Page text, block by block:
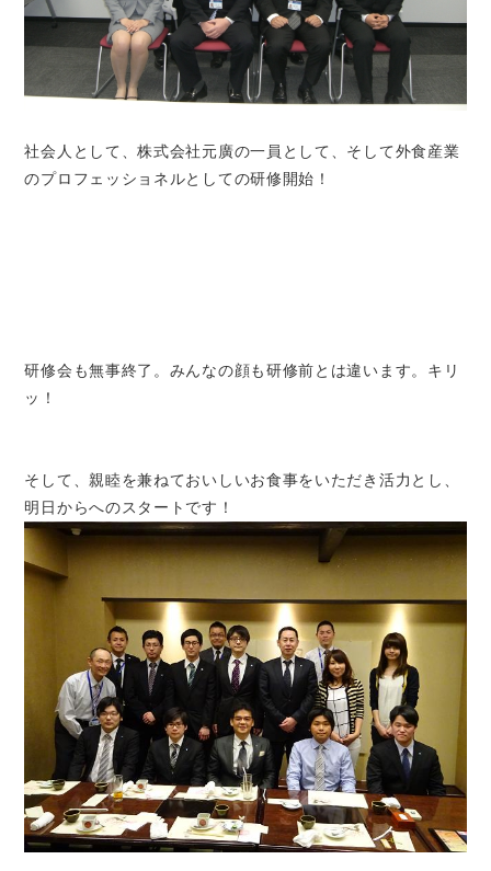
社会人として、株式会社元廣の一員として、そして外食産業
のプロフェッショネルとしての研修開始！
研修会も無事終了。みんなの顔も研修前とは違います。キリ
ッ！
そして、親睦を兼ねておいしいお食事をいただき活力とし、
明日からへのスタートです！